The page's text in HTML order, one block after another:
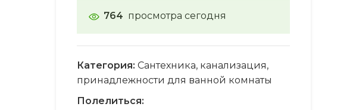
764 просмотра сегодня
Категория: Сантехника, канализация,
принадлежности для ванной комнаты
Полелиться: